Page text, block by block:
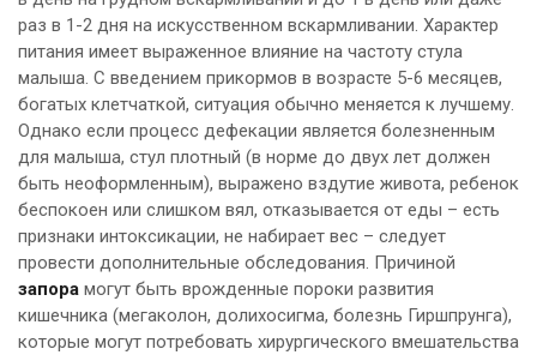
раз в 1-2 дня на искусственном вскармливании. Характер
питания имеет выраженное влияние на частоту стула
малыша. С введением прикормов в возрасте 5-6 месяцев,
богатых клетчаткой, ситуация обычно меняется к лучшему.
Однако если процесс дефекации является болезненным
для малыша, стул плотный (в норме до двух лет должен
быть неоформленным), выражено вздутие живота, ребенок
беспокоен или слишком вял, отказывается от еды – есть
признаки интоксикации, не набирает вес – следует
провести дополнительные обследования. Причиной
запора могут быть врожденные пороки развития
кишечника (мегаколон, долихосигма, болезнь Гиршпрунга),
которые могут потребовать хирургического вмешательства